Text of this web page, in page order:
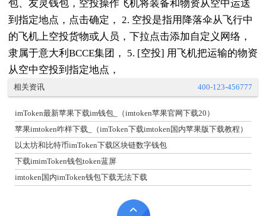
包、友灵钱包，空投操作飞机将装备和物资从空中运送
到指定地点，点击确定， 2. 空投是指用降落伞从飞行中
的飞机上空投货物或人员，下拉点击添加自定义网络，
隶属于意大利BCCE集团， 5. [空投] 用飞机把运输的物资
从空中空投到指定地点，
相关资讯 400-123-456777
imToken最新苹果下载im钱包_（imtoken苹果官网下载20）
苹果imtoken咋样下载_（imToken下载imtoken国内苹果版下载教程）
以太坊和比特币imToken下载区块链数字钱包
下载imimToken钱包token蓝屏
imtoken国内imToken钱包下载无法下载